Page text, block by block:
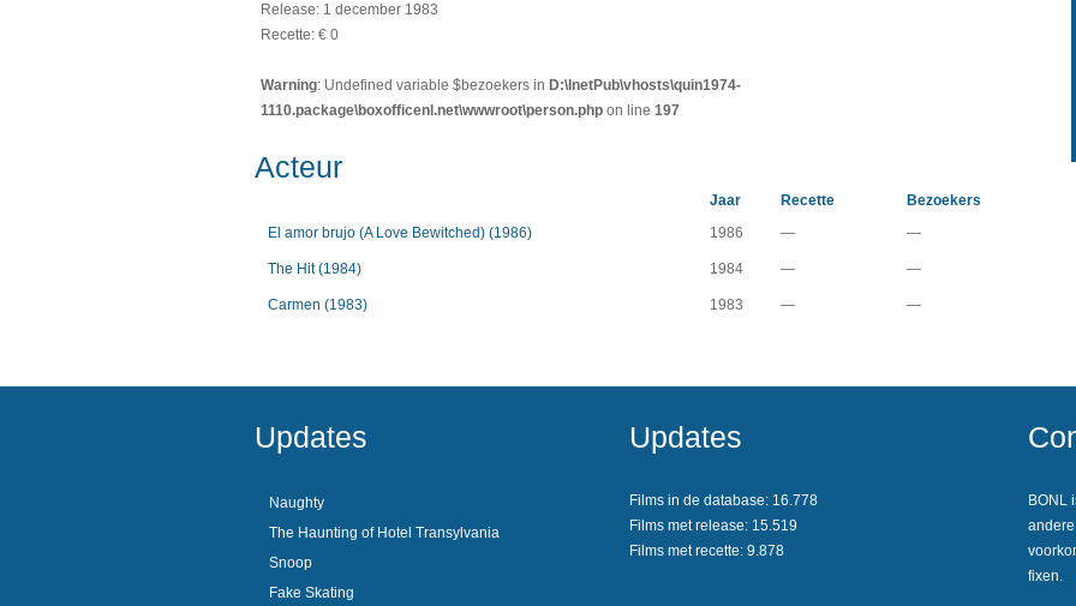
Release: 1 december 1983
Recette: € 0
Warning: Undefined variable $bezoekers in D:\InetPub\vhosts\quin1974-
1110.package\boxofficenl.net\wwwroot\person.php on line 197
Acteur
Jaar Recette
Bezoekers
El amor brujo (A Love Bewitched) (1986)
1986 — —
The Hit (1984) 1984 — —
Carmen (1983) 1983 — —
Updates
Naughty
The Haunting of Hotel Transylvania
Snoop
Fake Skating
Updates
Films in de database: 16.778
Films met release: 15.519
Films met recette: 9.878
BONL
fixen.